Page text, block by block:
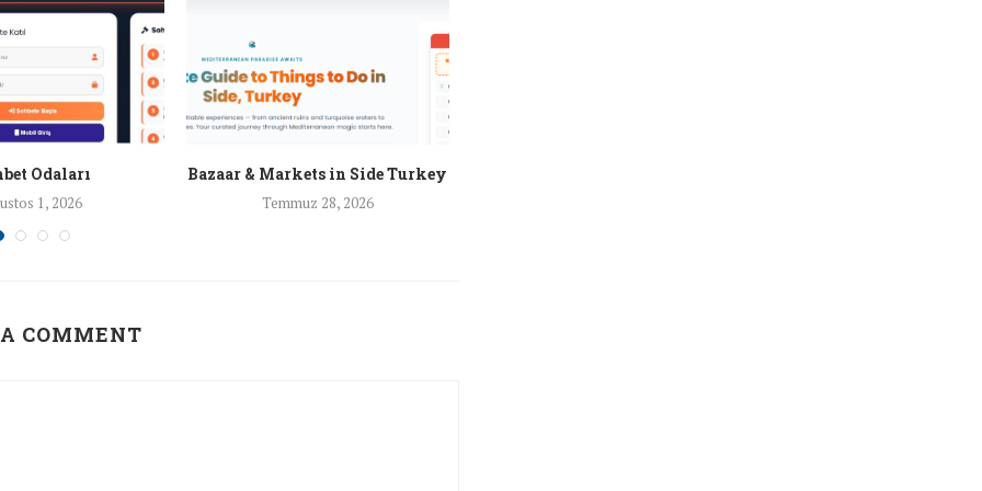
Odaları
1, 2026
Bazaar & Markets in Side Turkey
Temmuz 28, 2026
COMMENT